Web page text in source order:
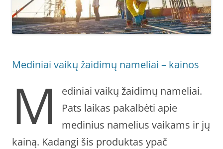
Mediniai vaikų žaidimų nameliai – kainos
M
ediniai vaikų žaidimų nameliai.
Pats laikas pakalbėti apie
medinius namelius vaikams ir jų
kainą. Kadangi šis produktas ypač